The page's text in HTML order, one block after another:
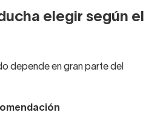
elegir según el
depende en gran parte del